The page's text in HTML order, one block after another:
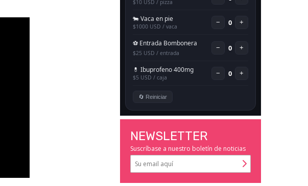
NEWSLETTER
Suscríbase a nuestro boletín de noticias